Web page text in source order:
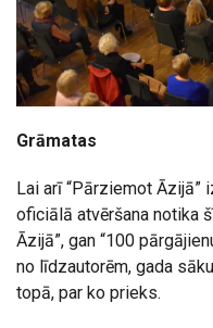
Grāmatas
Lai arī “Pārziemot Āzijā”
oficiālā atvēršana notika
Āzijā”, gan “100
no līdzautorēm, gada
topā, par ko prieks.